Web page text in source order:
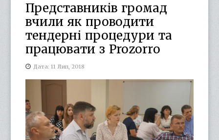
Представників громад
вчили як проводити
тендерні процедури та
працювати з Рrozorrо
Дата: 11 Лип, 2018